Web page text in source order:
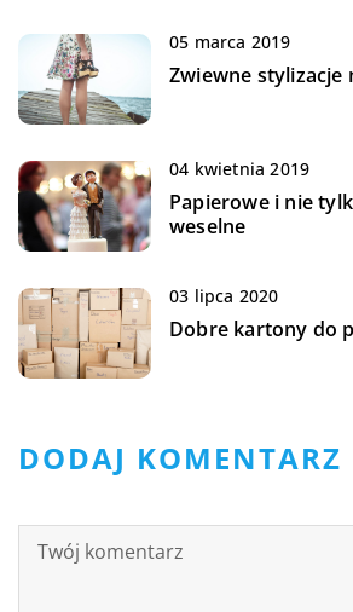
05 marca 2019
Zwiewne stylizacje
04 kwietnia 2019
Papierowe i nie
weselne
03 lipca 2020
Dobre kartony do
DODAJ KOMENTARZ